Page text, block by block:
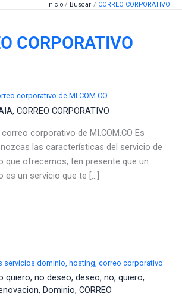
Inicio Buscar CORREO CORPORATIVO
CORPORATIVO
corporativo de MI.COM.CO
,CORREO CORPORATIVO
corporativo de MI.COM.CO Es
las características del servicio de
que ofrecemos, ten presente que un
es un servicio que te [...]
servicios dominio, hosting, correo corporativo
quiero,no deseo,deseo,no,quiero,
,Dominio,CORREO